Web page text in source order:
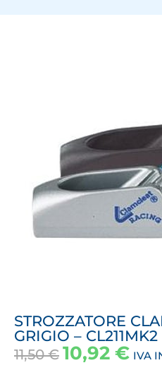
STROZZATORE
GRIGIO – CL211MK2
11,50€ 10,92 € IVA